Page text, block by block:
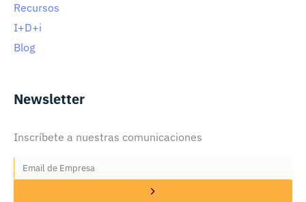
Recursos
I+D+i
Blog
Newsletter
Inscríbete a nuestras comunicaciones